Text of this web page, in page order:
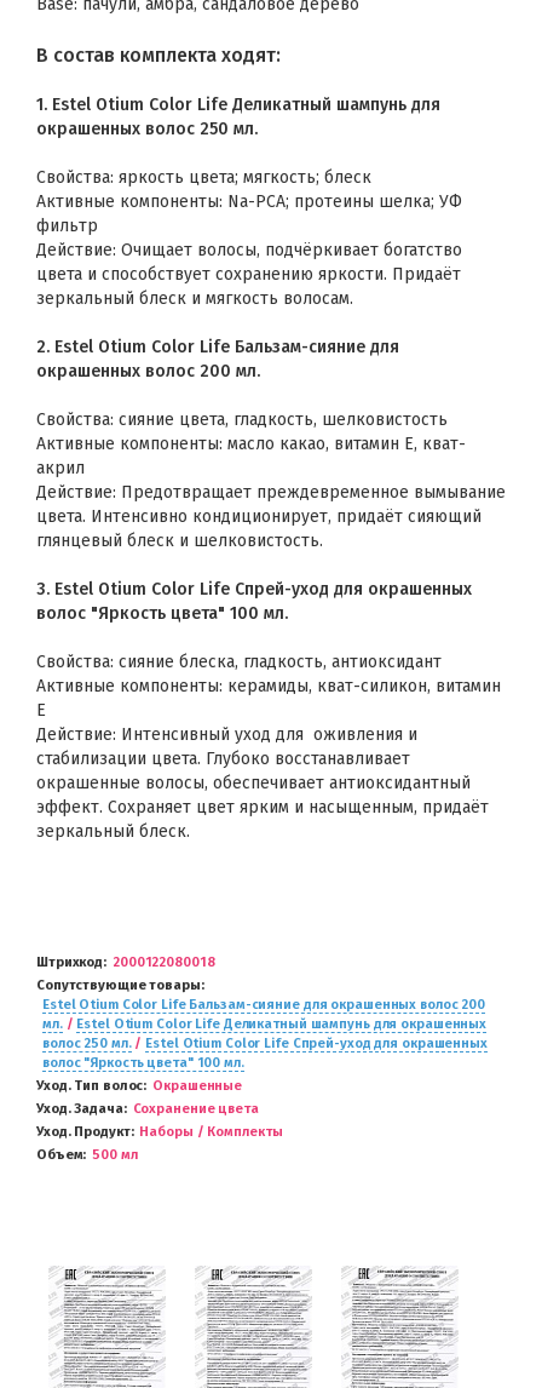
Base: пачули, амбра, сандаловое дерево
В состав комплекта ходят:
1. Estel Otium Color Life Деликатный шампунь для
окрашенных волос 250 мл.
Свойства: яркость цвета; мягкость; блеск
Активные компоненты: Na-PCA; протеины шелка; УФ
фильтр
Действие: Очищает волосы, подчёркивает богатство
цвета и способствует сохранению яркости. Придаёт
зеркальный блеск и мягкость волосам.
2. Estel Otium Color Life Бальзам-сияние для
окрашенных волос 200 мл.
Свойства: сияние цвета, гладкость, шелковистость
Активные компоненты: масло какао, витамин Е, кват-
акрил
Действие: Предотвращает преждевременное вымывание
цвета. Интенсивно кондиционирует, придаёт сияющий
глянцевый блеск и шелковистость.
3. Estel Otium Color Life Спрей-уход для окрашенных
волос "Яркость цвета" 100 мл.
Свойства: сияние блеска, гладкость, антиоксидант
Активные компоненты: керамиды, кват-силикон, витамин
Е
Действие: Интенсивный уход для оживления и
стабилизации цвета. Глубоко восстанавливает
окрашенные волосы, обеспечивает антиоксидантный
эффект. Сохраняет цвет ярким и насыщенным, придаёт
зеркальный блеск.
Штрихкод
2000122080018
Сопутствующие товары
Estel Otium Color Life Бальзам-сияние для окрашенных волос 200
мл./ Estel Otium Color Life Деликатный шампунь для окрашенных
волос 250 мл./ Estel Otium Color Life Спрей-уход для окрашенных
волос "Яркость цвета" 100 мл.
Уход. Тип волос
Окрашенные
Уход. Задача
Сохранение цвета
Уход. Продукт
Наборы / Комплекты
Объем
500 мл